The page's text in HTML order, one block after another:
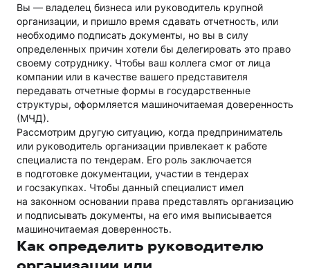
Вы — владелец бизнеса или руководитель крупной
организации, и пришло время сдавать отчетность, или
необходимо подписать документы, но вы в силу
определенных причин хотели бы делегировать это право
своему сотруднику. Чтобы ваш коллега смог от лица
компании или в качестве вашего представителя
передавать отчетные формы в государственные
структуры, оформляется машиночитаемая доверенность
(МЧД).
Рассмотрим другую ситуацию, когда предприниматель
или руководитель организации привлекает к работе
специалиста по тендерам. Его роль заключается
в подготовке документации, участии в тендерах
и госзакупках. Чтобы данный специалист имел
на законном основании права представлять организацию
и подписывать документы, на его имя выписывается
машиночитаемая доверенность.
Как определить руководителю